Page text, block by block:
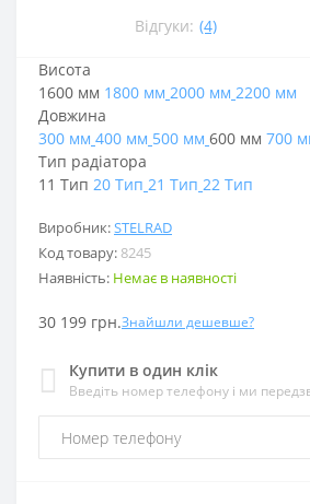
Відгуки: (4)
Виробник:STELRAD
Код товару: 8245
Наявність: Немає в наявності
30 199 грн.Знайшли дешевше?
Купити в один клік
Введіть номер телефону і ми
Висота
1600 мм 1800 мм 2000 мм 2200 мм
Довжина
300 мм 400 мм 500 мм 600 мм 700
Тип радіатора
11 Тип 20 Тип 21 Тип 22 Тип